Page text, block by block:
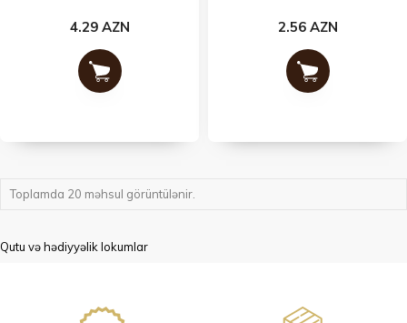
4.29 AZN 2.56 AZN
Toplamda 20 məhsul görüntülənir.
Qutu və hədiyyəlik lokumlar